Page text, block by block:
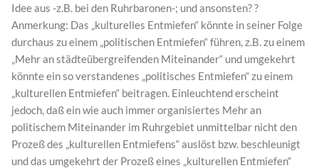
Idee aus -z.B. bei den Ruhrbaronen-; und ansonsten? ?
Anmerkung: Das „kulturelles Entmiefen“ könnte in seiner Folge
durchaus zu einem „politischen Entmiefen“ führen, z.B. zu einem
„Mehr an städteübergreifenden Miteinander“ und umgekehrt
könnte ein so verstandenes „politisches Entmiefen“ zu einem
„kulturellen Entmiefen“ beitragen. Einleuchtend erscheint
jedoch, daß ein wie auch immer organisiertes Mehr an
politischem Miteinander im Ruhrgebiet unmittelbar nicht den
Prozeß des „kulturellen Entmiefens“ auslöst bzw. beschleunigt
und das umgekehrt der Prozeß eines „kulturellen Entmiefen“